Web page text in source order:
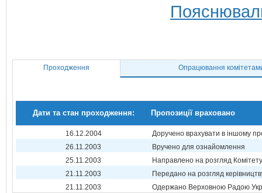
Проходження Опрацювання
Дати та стан проходження: Пропозиції враховано
16.12.2004
Доручено врахувати в іншому
26.11.2003
Вручено для ознайомлення
25.11.2003
Направлено на розгляд Комітету
21.11.2003
Передано на розгляд
21.11.2003
Одержано Верховною Радою